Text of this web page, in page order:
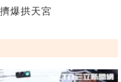
爆拱天宮